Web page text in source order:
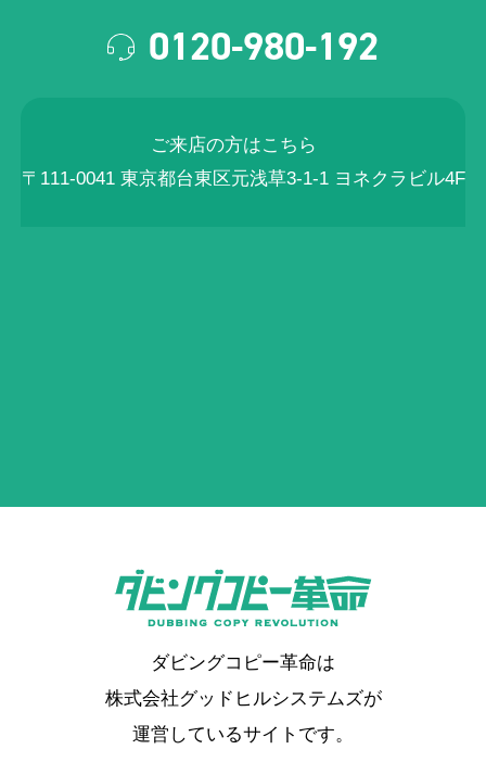
0120-980-192
ご来店の方はこちら
〒111-0041 東京都台東区元浅草3-1-1 ヨネクラビル4F
ダビングコピー革命は
株式会社グッドヒルシステムズが
運営しているサイトです。